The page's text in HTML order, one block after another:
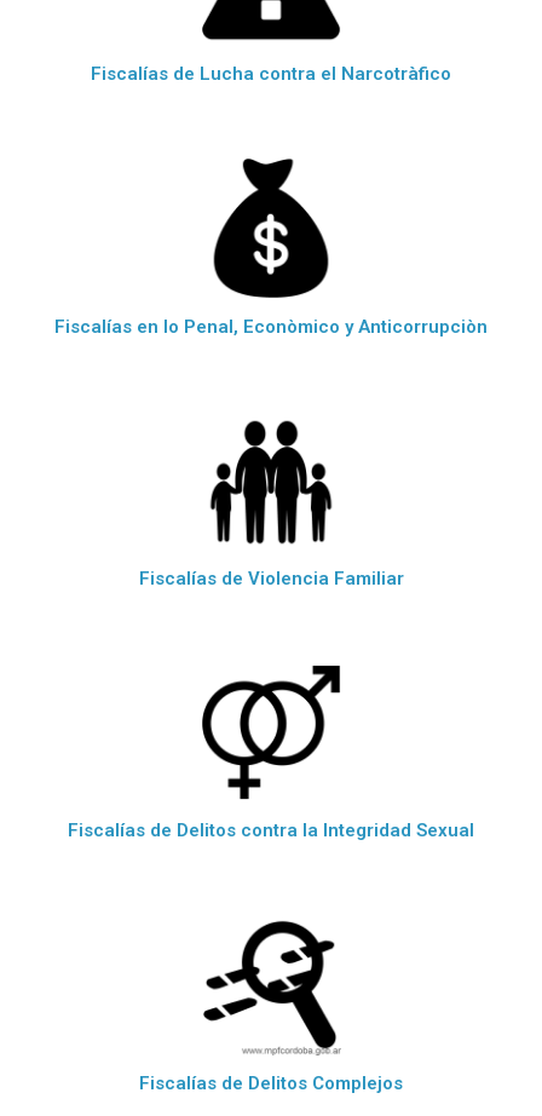
Fiscalías de Lucha contra el Narcotràfico
Fiscalías en lo Penal, Econòmico y Anticorrupciòn
Fiscalías de Violencia Familiar
Fiscalías de Delitos contra la Integridad Sexual
Fiscalías de Delitos Complejos